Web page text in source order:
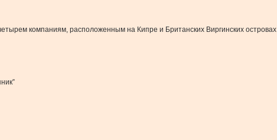
компаниям, расположенным на Кипре и Британских Виргинских островах